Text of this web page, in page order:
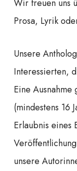
Wir freuen uns
Prosa, Lyrik
Unsere
Interessierten,
Eine
(mindestens 16
Erlaubnis eines
unsere